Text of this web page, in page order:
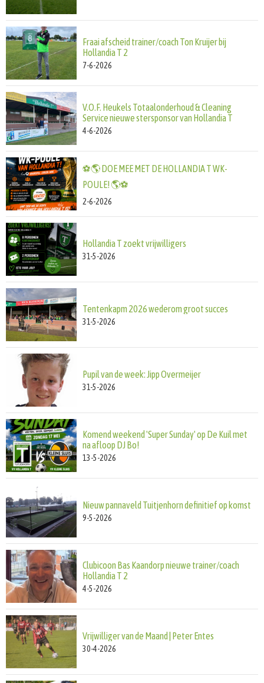
Fraai afscheid trainer/coach Ton Kruijer bij
Hollandia T 2
7-6-2026
V.O.F. Heukels Totaalonderhoud & Cleaning
Service nieuwe stersponsor van Hollandia T
4-6-2026
⚽🌎 DOE MEE MET DE HOLLANDIA T WK-
POULE! 🌎⚽️
2-6-2026
Hollandia T zoekt vrijwilligers
31-5-2026
Tentenkapm 2026 wederom groot succes
31-5-2026
Pupil van de week: Jipp Overmeijer
31-5-2026
Komend weekend 'Super Sunday' op De Kuil met
na afloop DJ Bo!
13-5-2026
Nieuw pannaveld Tuitjenhorn definitief op komst
9-5-2026
Clubicoon Bas Kaandorp nieuwe trainer/coach
Hollandia T 2
4-5-2026
Vrijwilliger van de Maand | Peter Entes
30-4-2026